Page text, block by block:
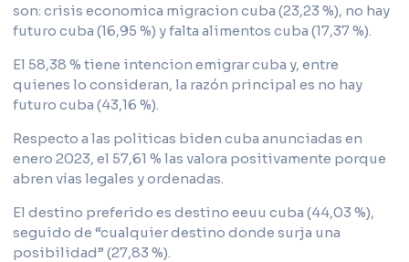
son: crisis economica migracion cuba (23,23 %), no hay
futuro cuba (16,95 %) y falta alimentos cuba (17,37 %).
El 58,38 % tiene intencion emigrar cuba y, entre
quienes lo consideran, la razón principal es no hay
futuro cuba (43,16 %).
Respecto a las politicas biden cuba anunciadas en
enero 2023, el 57,61 % las valora positivamente porque
abren vías legales y ordenadas.
El destino preferido es destino eeuu cuba (44,03 %),
seguido de “cualquier destino donde surja una
posibilidad” (27,83 %).